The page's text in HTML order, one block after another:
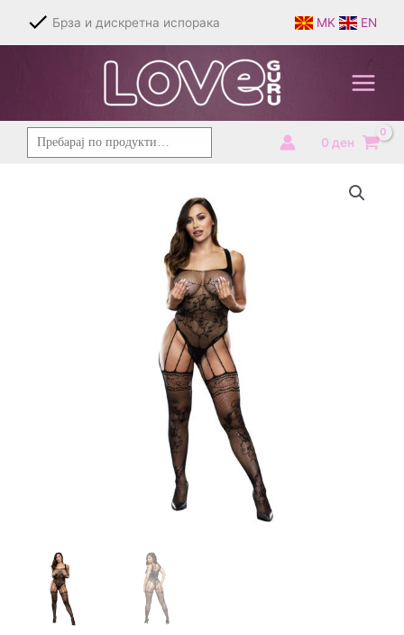
content
Брза и дискретна испорака MK EN
Барај
за:
0 ден